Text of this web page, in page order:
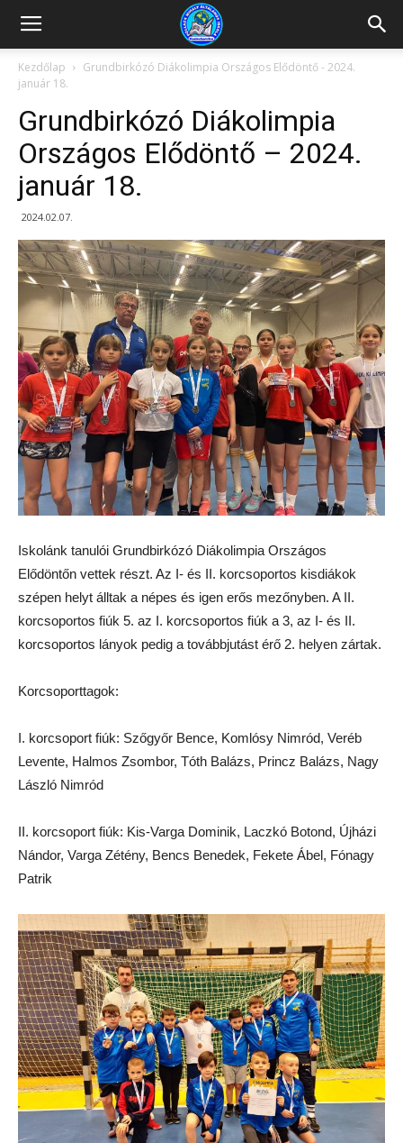
Kazincbarcikai
Pollack
Mihály
Általános
Iskola
Kezdőlap
Grundbirkózó Diákolimpia Országos Elődöntő - 2024.
január 18.
Grundbirkózó Diákolimpia
Országos Elődöntő – 2024.
január 18.
2024.02.07.
Iskolánk tanulói Grundbirkózó Diákolimpia Országos
Elődöntőn vettek részt. Az I- és II. korcsoportos kisdiákok
szépen helyt álltak a népes és igen erős mezőnyben. A II.
korcsoportos fiúk 5. az I. korcsoportos fiúk a 3, az I- és II.
korcsoportos lányok pedig a továbbjutást érő 2. helyen zártak.
Korcsoporttagok:
I. korcsoport fiúk: Szőgyőr Bence, Komlósy Nimród, Veréb
Levente, Halmos Zsombor, Tóth Balázs, Princz Balázs, Nagy
László Nimród
II. korcsoport fiúk: Kis-Varga Dominik, Laczkó Botond, Újházi
Nándor, Varga Zétény, Bencs Benedek, Fekete Ábel, Fónagy
Patrik